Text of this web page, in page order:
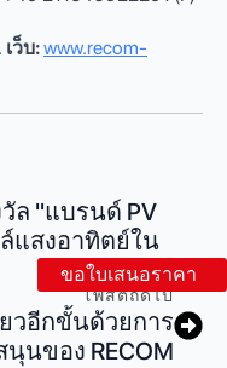
ขอใบเสนอราคา
. เว็บ:www.recom-
วัล "แบรนด์ PV
แสงอาทิตย์ใน
โพสต์ถัดไป
วอีกขั้นด้วยการ
นของ RECOM